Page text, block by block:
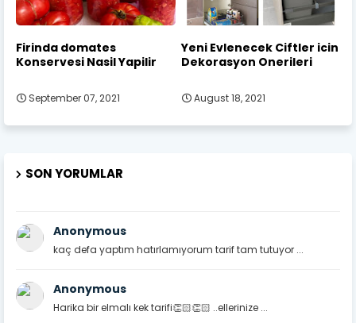
Firinda domates
Konservesi Nasil Yapilir
September 07, 2021
Yeni Evlenecek Ciftler icin
Dekorasyon Onerileri
August 18, 2021
SON YORUMLAR
Anonymous
kaç defa yaptım hatırlamıyorum tarif tam tutuyor ...
Anonymous
Harika bir elmalı kek tarifi👏🏻👏🏻 ..ellerinize ...